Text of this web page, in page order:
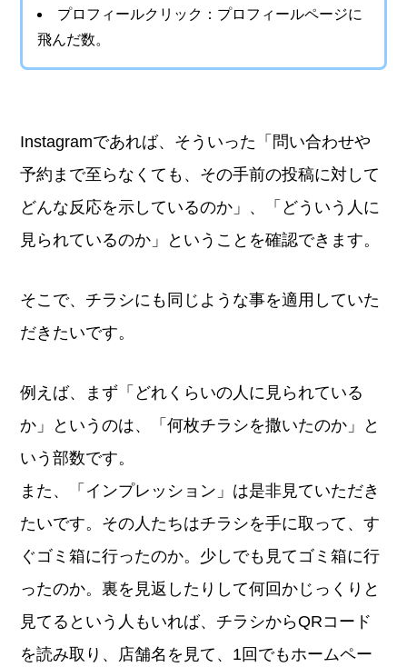
プロフィールクリック：プロフィールページに
飛んだ数。
Instagramであれば、そういった「問い合わせや
予約まで至らなくても、その手前の投稿に対して
どんな反応を示しているのか」、「どういう人に
見られているのか」ということを確認できます。
そこで、チラシにも同じような事を適用していた
だきたいです。
例えば、まず「どれくらいの人に見られている
か」というのは、「何枚チラシを撒いたのか」と
いう部数です。
また、「インプレッション」は是非見ていただき
たいです。その人たちはチラシを手に取って、す
ぐゴミ箱に行ったのか。少しでも見てゴミ箱に行
ったのか。裏を見返したりして何回かじっくりと
見てるという人もいれば、チラシからQRコード
を読み取り、店舗名を見て、1回でもホームペー